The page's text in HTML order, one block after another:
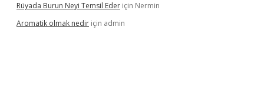
Rüyada Burun Neyi Temsil Eder için Nermin
Aromatik olmak nedir için admin